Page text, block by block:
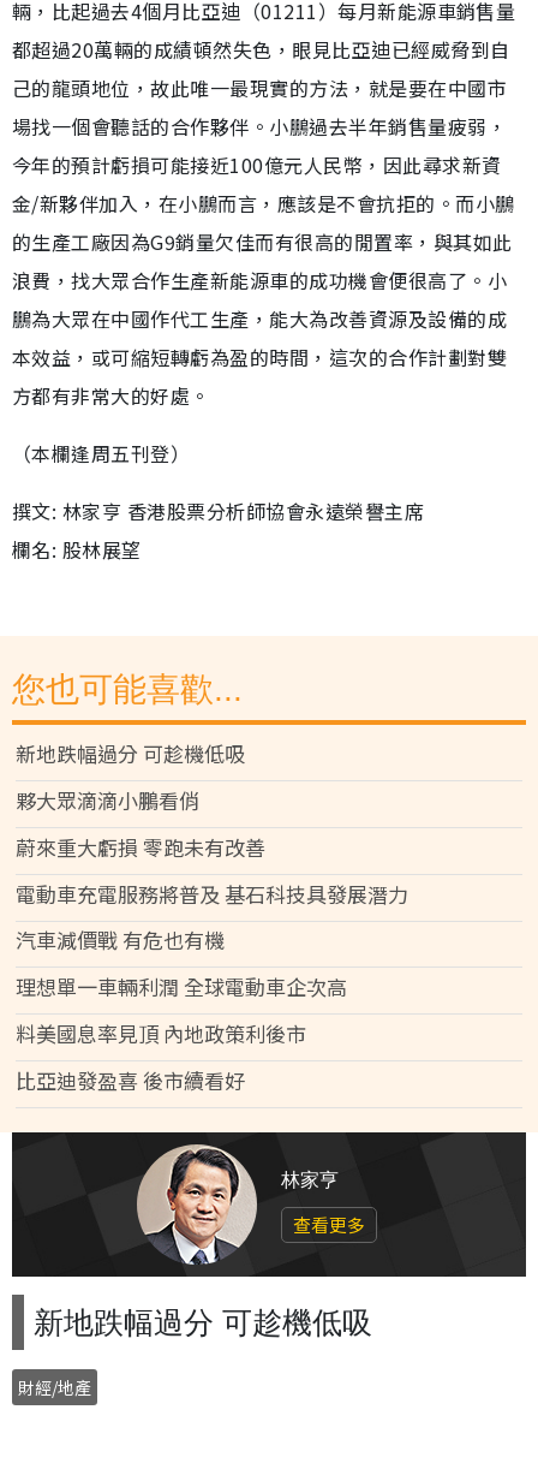
輛，比起過去4個月比亞迪（01211）每月新能源車銷售量
都超過20萬輛的成績頓然失色，眼見比亞迪已經威脅到自
己的龍頭地位，故此唯一最現實的方法，就是要在中國市
場找一個會聽話的合作夥伴。小鵬過去半年銷售量疲弱，
今年的預計虧損可能接近100億元人民幣，因此尋求新資
金/新夥伴加入，在小鵬而言，應該是不會抗拒的。而小鵬
的生產工廠因為G9銷量欠佳而有很高的閒置率，與其如此
浪費，找大眾合作生產新能源車的成功機會便很高了。小
鵬為大眾在中國作代工生產，能大為改善資源及設備的成
本效益，或可縮短轉虧為盈的時間，這次的合作計劃對雙
方都有非常大的好處。
（本欄逢周五刊登）
撰文: 林家亨 香港股票分析師協會永遠榮譽主席
欄名: 股林展望
您也可能喜歡...
新地跌幅過分 可趁機低吸
夥大眾滴滴小鵬看俏
蔚來重大虧損 零跑未有改善
電動車充電服務將普及 基石科技具發展潛力
汽車減價戰 有危也有機
理想單一車輛利潤 全球電動車企次高
料美國息率見頂 內地政策利後市
比亞迪發盈喜 後市續看好
林家亨
查看更多
新地跌幅過分 可趁機低吸
財經/地產